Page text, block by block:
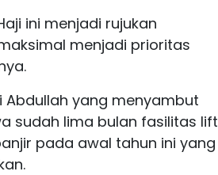
ini menjadi rujukan
menjadi prioritas
Abdullah yang menyambut
sudah lima bulan fasilitas lift
pada awal tahun ini yang